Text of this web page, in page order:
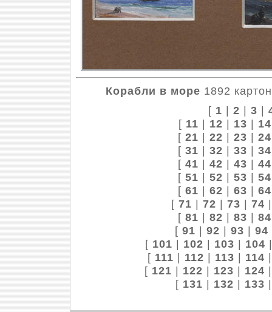
Корабли в море 1892
[ 1 | 2 | 3 |
[ 11 | 12 | 13 | 14
[ 21 | 22 | 23 | 24
[ 31 | 32 | 33 | 34
[ 41 | 42 | 43 | 44
[ 51 | 52 | 53 | 54
[ 61 | 62 | 63 | 64
[ 71 | 72 | 73 | 74
[ 81 | 82 | 83 | 84
[ 91 | 92 | 93 | 94
[ 101 | 102 | 103 | 104
[ 111 | 112 | 113 | 114
[ 121 | 122 | 123 | 124
[ 131 | 132 | 133